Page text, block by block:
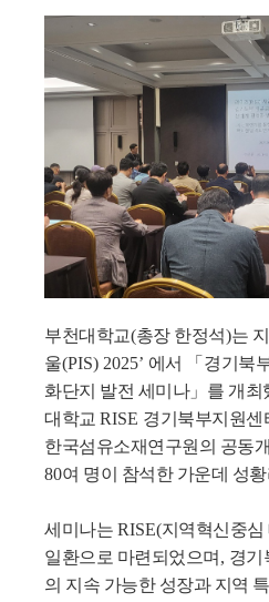
부천대학교(총장 한정석)는
울(PIS) 2025’ 에서 「 경기북
화단지 발전 세미나」 를 개최
대학교 RISE 경기북부지원센
한국섬유소재연구원의 공동
80여 명이 참석한 가운데 성
세미나는 RISE(지역혁신중심
일환으로 마련되었으며 , 경기
의 지속 가능한 성장과 지역